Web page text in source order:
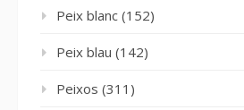
Peix blanc (152)
Peix blau (142)
Peixos (311)